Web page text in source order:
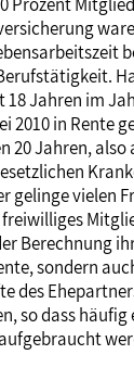
Jahren im
2010 in Rente
20 Jahren, also
gelinge vielen
Berechnung
sondern
des
so dass häufig